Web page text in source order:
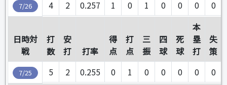
7/26 4 2 0.257 1 0 1 0 0 0 0
日時対
戦
打
数
安
打
打率
得
点
打
点
三
振
四
球
死
球
本
塁
打
失
策
7/25 5 2 0.255 0 1 0 0 0 0 0